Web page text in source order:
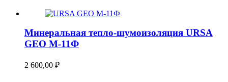
Минеральная тепло-шумоизоляция URSA
GEO М-11Ф
2 600,00 ₽